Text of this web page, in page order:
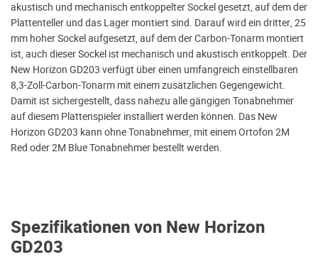
Spezifikationen von New Horizon
GD203
akustisch und mechanisch entkoppelter Sockel gesetzt, auf dem der
Plattenteller und das Lager montiert sind. Darauf wird ein dritter, 25
mm hoher Sockel aufgesetzt, auf dem der Carbon-Tonarm montiert
ist, auch dieser Sockel ist mechanisch und akustisch entkoppelt. Der
New Horizon GD203 verfügt über einen umfangreich einstellbaren
8,3-Zoll-Carbon-Tonarm mit einem zusätzlichen Gegengewicht.
Damit ist sichergestellt, dass nahezu alle gängigen Tonabnehmer
auf diesem Plattenspieler installiert werden können. Das New
Horizon GD203 kann ohne Tonabnehmer, mit einem Ortofon 2M
Red oder 2M Blue Tonabnehmer bestellt werden.